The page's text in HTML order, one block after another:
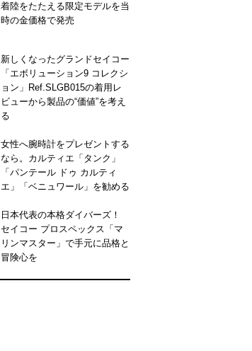
着陸をたたえる限定モデルを当
時の金価格で発売
新しくなったグランドセイコー
「エボリューション9 コレクシ
ョン」Ref.SLGB015の着用レ
ビューから製品の“価値”を考え
る
女性へ腕時計をプレゼントする
なら。カルティエ「タンク」
「パンテール ドゥ カルティ
エ」「ベニュワール」を勧める
日本代表の本格ダイバーズ！
セイコー プロスペックス「マ
リンマスター」で手元に品格と
冒険心を